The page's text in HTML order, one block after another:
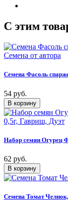
C этим
Семена Фасоль
54 руб.
Набор семян Огурец
62 руб.
Семена Томат